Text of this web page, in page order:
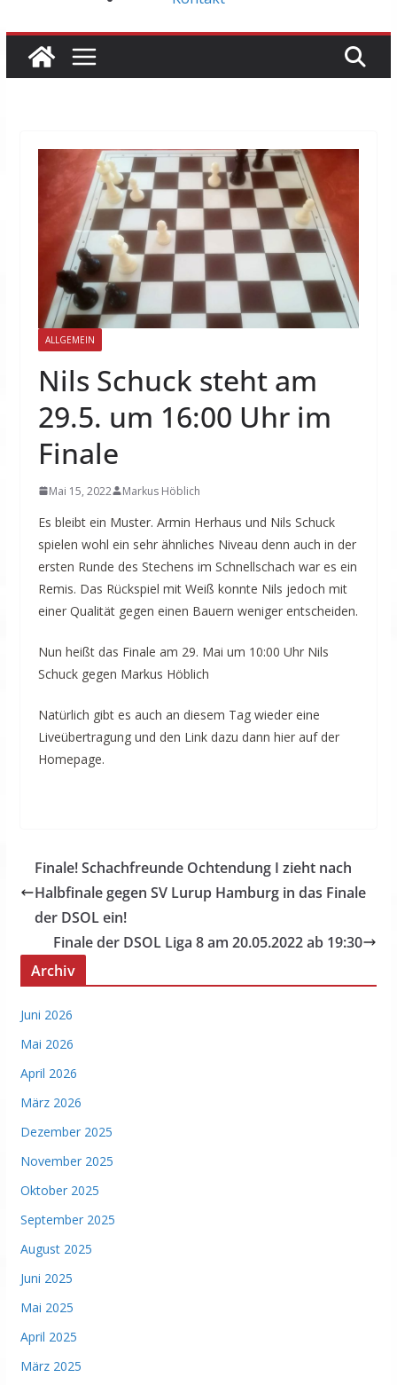
ALLGEMEIN
Nils Schuck steht am
29.5. um 16:00 Uhr im
Finale
Mai 15, 2022 Markus Höblich
Es bleibt ein Muster. Armin Herhaus und Nils Schuck
spielen wohl ein sehr ähnliches Niveau denn auch in der
ersten Runde des Stechens im Schnellschach war es ein
Remis. Das Rückspiel mit Weiß konnte Nils jedoch mit
einer Qualität gegen einen Bauern weniger entscheiden.
Nun heißt das Finale am 29. Mai um 10:00 Uhr Nils
Schuck gegen Markus Höblich
Natürlich gibt es auch an diesem Tag wieder eine
Liveübertragung und den Link dazu dann hier auf der
Homepage.
Finale! Schachfreunde Ochtendung I zieht nach
Halbfinale gegen SV Lurup Hamburg in das Finale
der DSOL ein!
Finale der DSOL Liga 8 am 20.05.2022 ab 19:30
Archiv
Juni 2026
Mai 2026
April 2026
März 2026
Dezember 2025
November 2025
Oktober 2025
September 2025
August 2025
Juni 2025
Mai 2025
April 2025
März 2025